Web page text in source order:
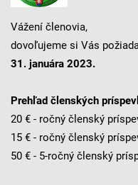
Vážení členovia,
dovoľujeme si Vás
31. januára 2023.
Prehľad členských
20 € - ročný členský
15 € - ročný členský
50 € - 5-ročný členský